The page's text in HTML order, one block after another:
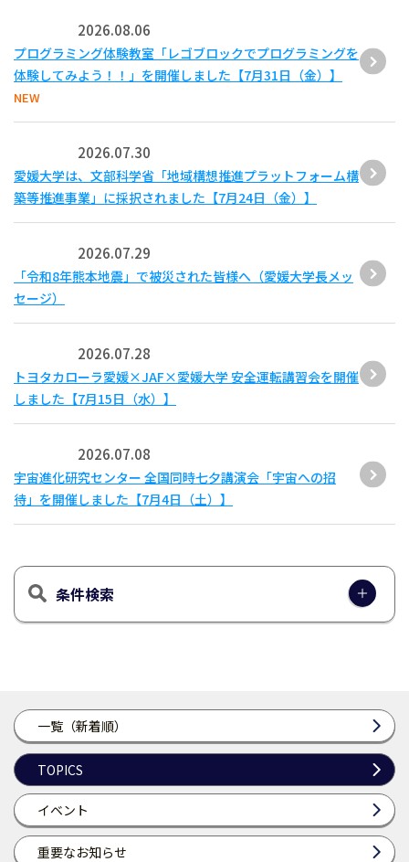
一覧（新着順）
TOPICS
イベント
重要なお知らせ
2026.08.06
プログラミング体験教室「レゴブロックでプログラミングを
体験してみよう！！」を開催しました【7月31日（金）】
NEW
2026.07.30
愛媛大学は、文部科学省「地域構想推進プラットフォーム構
築等推進事業」に採択されました【7月24日（金）】
2026.07.29
「令和8年熊本地震」で被災された皆様へ（愛媛大学長メッ
セージ）
2026.07.28
トヨタカローラ愛媛×JAF×愛媛大学 安全運転講習会を開催
しました【7月15日（水）】
2026.07.08
宇宙進化研究センター 全国同時七夕講演会「宇宙への招
待」を開催しました【7月4日（土）】
条件検索